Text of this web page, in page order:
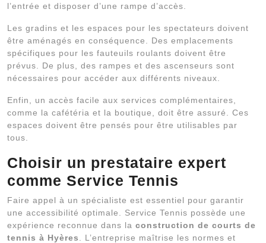
l’entrée et disposer d’une rampe d’accès.
Les gradins et les espaces pour les spectateurs doivent
être aménagés en conséquence. Des emplacements
spécifiques pour les fauteuils roulants doivent être
prévus. De plus, des rampes et des ascenseurs sont
nécessaires pour accéder aux différents niveaux.
Enfin, un accès facile aux services complémentaires,
comme la cafétéria et la boutique, doit être assuré. Ces
espaces doivent être pensés pour être utilisables par
tous.
Choisir un prestataire expert
comme Service Tennis
Faire appel à un spécialiste est essentiel pour garantir
une accessibilité optimale. Service Tennis possède une
expérience reconnue dans la construction de courts de
tennis à Hyères
. L’entreprise maîtrise les normes et